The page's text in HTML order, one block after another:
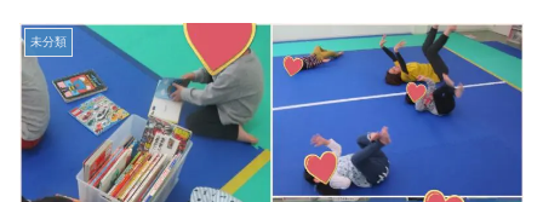
未分類